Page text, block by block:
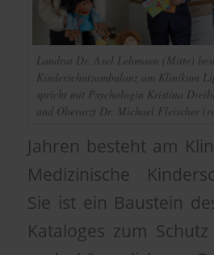
Landrat Dr. Axel Lehmann (Mitte)
Kinderschutzambulanz am Klinikum
spricht mit Psychologin Kristina
und Oberarzt Dr. Michael Fleischer
Jahren besteht am
Medizinische
Sie ist ein Baustein
Kataloges zum